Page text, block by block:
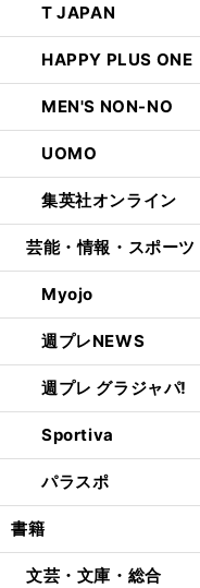
T JAPAN
HAPPY PLUS ONE
MEN'S NON-NO
UOMO
集英社オンライン
芸能・情報・スポーツ
Myojo
週プレNEWS
週プレ グラジャパ!
Sportiva
パラスポ
書籍
文芸・文庫・総合